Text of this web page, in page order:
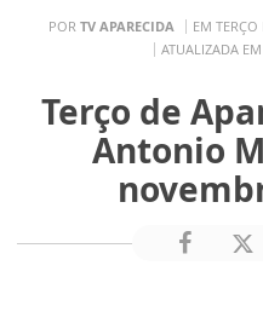
POR TV APARECIDA EM TERÇO
ATUALIZADA
Terço de
Antonio